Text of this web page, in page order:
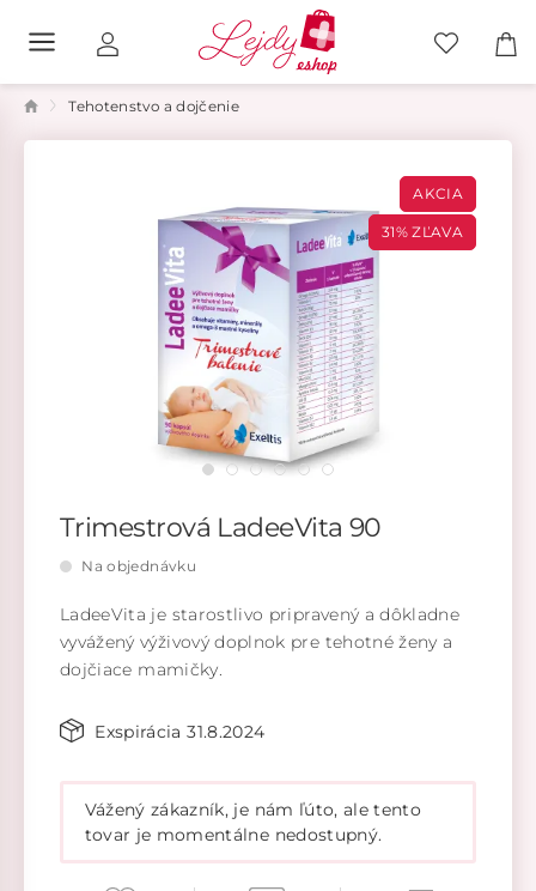
Tehotenstvo a dojčenie
AKCIA
31% ZĽAVA
Trimestrová LadeeVita 90
Na objednávku
LadeeVita je starostlivo pripravený a dôkladne
vyvážený výživový doplnok pre tehotné ženy a
dojčiace mamičky.
Exspirácia 31.8.2024
Vážený zákazník, je nám ľúto, ale tento
tovar je momentálne nedostupný.